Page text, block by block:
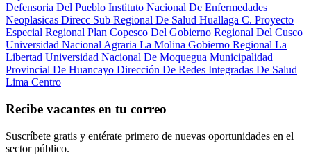
Defensoria Del Pueblo Instituto Nacional De Enfermedades
Neoplasicas Direcc Sub Regional De Salud Huallaga C. Proyecto
Especial Regional Plan Copesco Del Gobierno Regional Del Cusco
Universidad Nacional Agraria La Molina Gobierno Regional La
Libertad Universidad Nacional De Moquegua Municipalidad
Provincial De Huancayo Dirección De Redes Integradas De Salud
Lima Centro
Recibe vacantes en tu correo
Suscríbete gratis y entérate primero de nuevas oportunidades en el
sector público.